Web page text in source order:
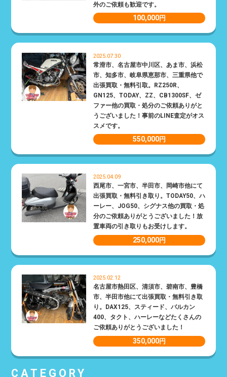
外のご依頼も歓迎です。
100,000円
2025.07.30
常滑市、名古屋市中川区、あま市、浜松
市、知多市、岐阜県恵那市、三重県他で
出張買取・無料引取。RZ250R、
GN125、TODAY、ZZ、CB1300SF、ゼ
ファー他の買取・処分のご依頼ありがと
うございました！事前のLINE査定がオス
スメです。
550,000円
2025.04.09
西尾市、一宮市、半田市、岡崎市他にて
出張買取・無料引き取り。TODAY50、ハ
ーレー、JOG50、シグナス他の買取・処
分のご依頼ありがとうございました！放
置車両の引き取りもお受けします。
250,000円
2025.02.12
名古屋市熱田区、清須市、碧南市、豊橋
市、半田市他にて出張買取・無料引き取
り。DAX125、スティード、バルカン
400、タクト、ハーレーなどたくさんの
ご依頼ありがとうございました！
350,000円
CATEGORY